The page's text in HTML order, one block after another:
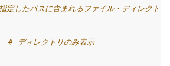
定したパスに含まれるファイル・ディレクトリ
# ディレクトリのみ表示